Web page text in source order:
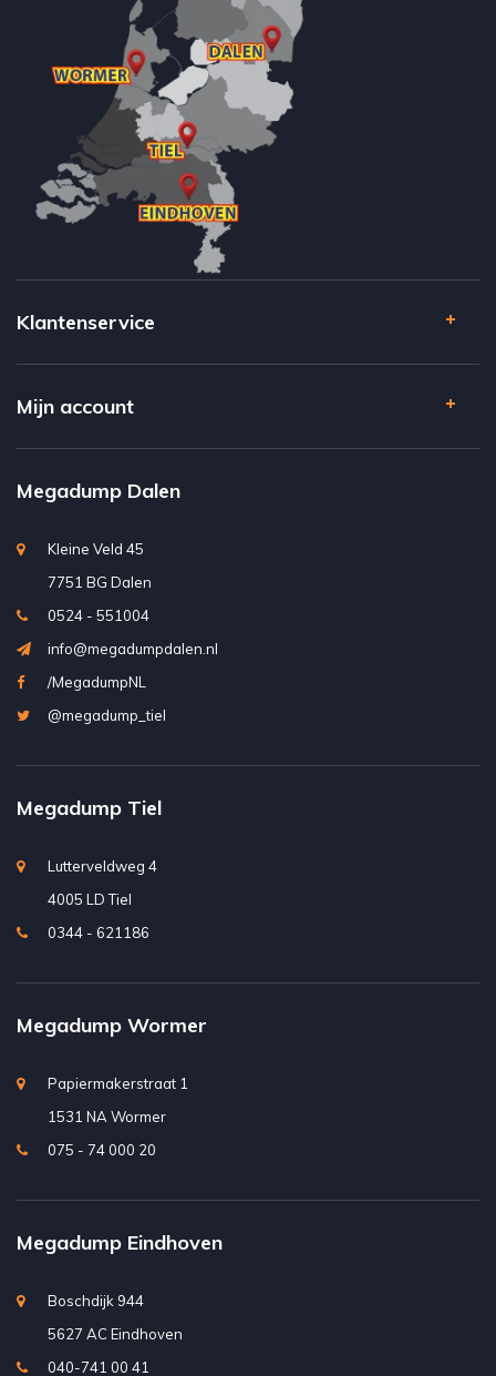
Klantenservice
Mijn account
Megadump Dalen
Kleine Veld 45
7751 BG Dalen
0524 - 551004
info@megadumpdalen.nl
/MegadumpNL
@megadump_tiel
Megadump Tiel
Lutterveldweg 4
4005 LD Tiel
0344 - 621186
Megadump Wormer
Papiermakerstraat 1
1531 NA Wormer
075 - 74 000 20
Megadump Eindhoven
Boschdijk 944
5627 AC Eindhoven
040-741 00 41